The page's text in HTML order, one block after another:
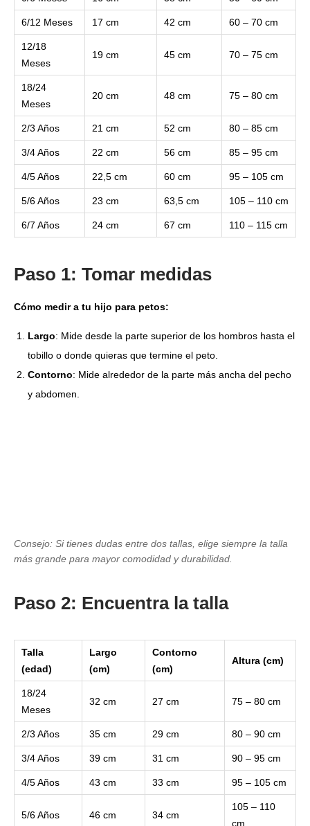
6/12 Meses 17 cm 42 cm 60 – 70 cm
12/18
Meses
19 cm 45 cm 70 – 75 cm
18/24
Meses
20 cm 48 cm 75 – 80 cm
2/3 Años 21 cm 52 cm 80 – 85 cm
3/4 Años 22 cm 56 cm 85 – 95 cm
4/5 Años 22,5 cm 60 cm 95 – 105 cm
5/6 Años 23 cm 63,5 cm 105 – 110 cm
6/7 Años 24 cm 67 cm 110 – 115 cm
Paso 1: Tomar medidas
Cómo medir a tu hijo para petos:
Largo: Mide desde la parte superior de los hombros hasta el
tobillo o donde quieras que termine el peto.
Contorno: Mide alrededor de la parte más ancha del pecho
y abdomen.
Consejo: Si tienes dudas entre dos tallas, elige siempre la talla
más grande para mayor comodidad y durabilidad.
Paso 2: Encuentra la talla
Talla
(edad)
Largo
(cm)
Contorno
(cm)
Altura (cm)
18/24
Meses
32 cm 27 cm 75 – 80 cm
2/3 Años 35 cm 29 cm 80 – 90 cm
3/4 Años 39 cm 31 cm 90 – 95 cm
4/5 Años 43 cm 33 cm 95 – 105 cm
5/6 Años 46 cm 34 cm
105 – 110
cm